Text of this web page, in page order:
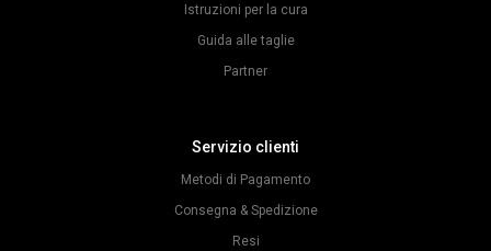
Istruzioni per la cura
Guida alle taglie
Partner
Servizio clienti
Metodi di Pagamento
Consegna & Spedizione
Resi